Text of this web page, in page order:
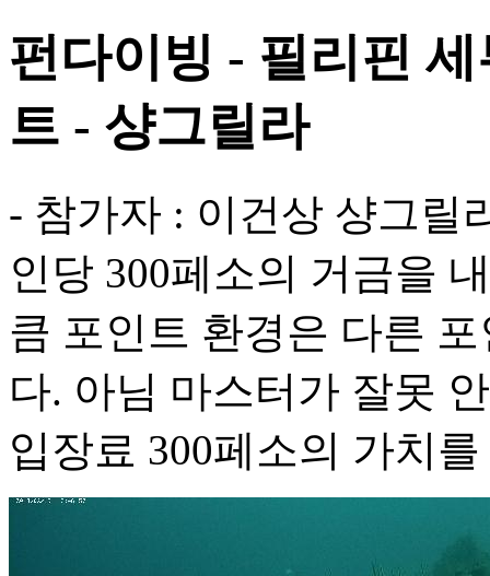
펀다이빙 - 필리핀
트 - 샹그릴라
- 참가자 : 이건상 샹그릴
인당 300페소의 거금을
큼 포인트 환경은 다른
다. 아님 마스터가 잘못
입장료 300페소의 가치